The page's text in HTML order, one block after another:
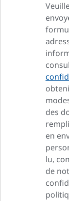
des
en
lu,
de